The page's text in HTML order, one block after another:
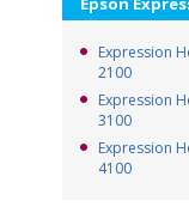
Expression
2100
Expression
3100
Expression
4100